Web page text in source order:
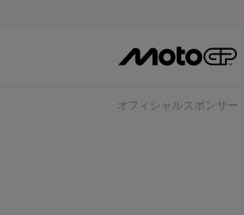
オフィシャルスポンサー